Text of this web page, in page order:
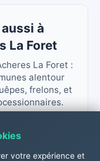
à
La Foret
La Foret :
alentour
frelons, et
Sous Grez
votre expérience et